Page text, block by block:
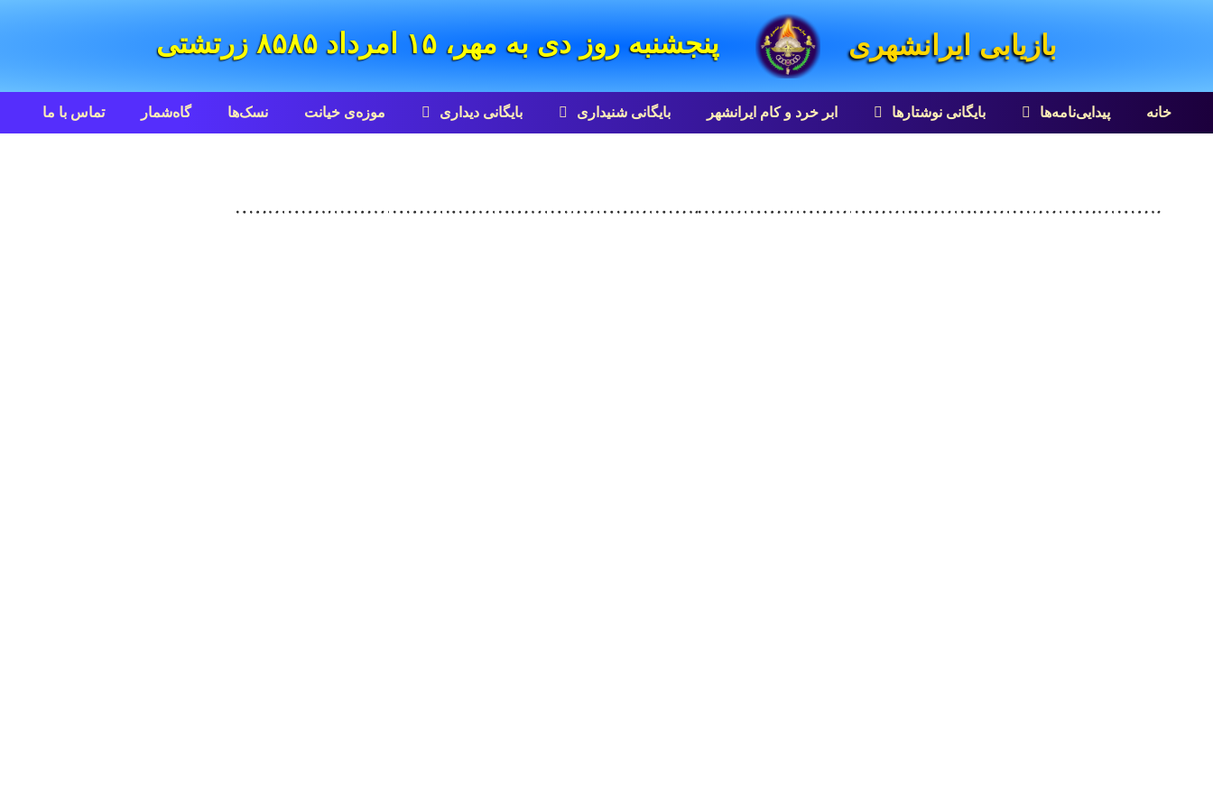
بازیابی ایرانشهری پنجشنبه روز دی به مهر، ۱۵ امرداد ۸۵۸۵ زرتشتی
خانه پیدایی‌نامه‌ها بایگانی نوشتارها ابر خرد و کام ایرانشهر بایگانی شنيداری بایگانی ديداری موزه‌ی خیانت نسک‌ها گاه‌شمار تماس با ما